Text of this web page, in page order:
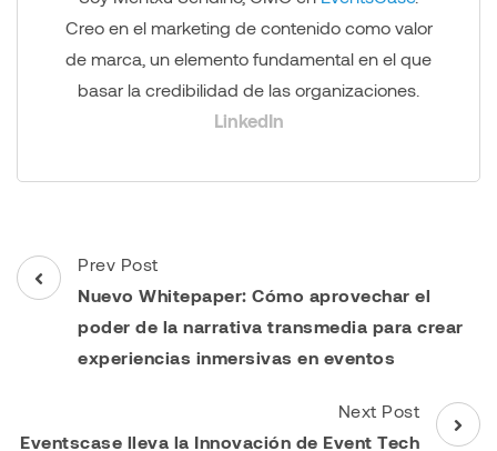
Creo en el marketing de contenido como valor
de marca, un elemento fundamental en el que
basar la credibilidad de las organizaciones.
LinkedIn
Post
Navigation
Prev Post
Nuevo Whitepaper: Cómo aprovechar el
poder de la narrativa transmedia para crear
experiencias inmersivas en eventos
Next Post
Eventscase lleva la Innovación de Event Tech